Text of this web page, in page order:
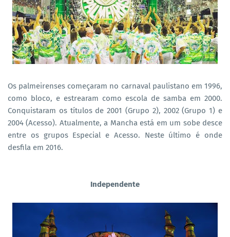
Os palmeirenses começaram no carnaval paulistano em 1996,
como bloco, e estrearam como escola de samba em 2000.
Conquistaram os títulos de 2001 (Grupo 2), 2002 (Grupo 1) e
2004 (Acesso). Atualmente, a Mancha está em um sobe desce
entre os grupos Especial e Acesso. Neste último é onde
desfila em 2016.
Independente